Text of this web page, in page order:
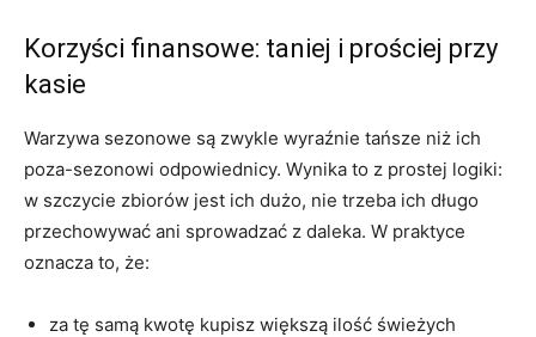
Korzyści finansowe: taniej i prościej przy
kasie
Warzywa sezonowe są zwykle wyraźnie tańsze niż ich
poza-sezonowi odpowiednicy. Wynika to z prostej logiki:
w szczycie zbiorów jest ich dużo, nie trzeba ich długo
przechowywać ani sprowadzać z daleka. W praktyce
oznacza to, że:
za tę samą kwotę kupisz większą ilość świeżych